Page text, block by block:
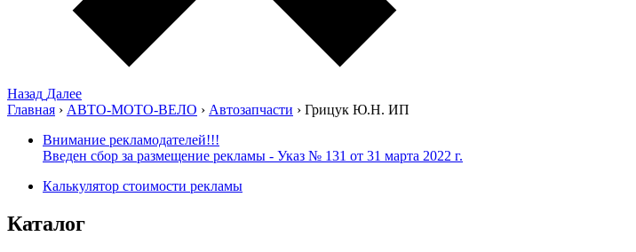
Назад Далее
Главная › АВТО-МОТО-ВЕЛО › Автозапчасти › Грицук Ю.Н. ИП
Внимание рекламодателей!!!
Введен сбор за размещение рекламы - Указ № 131 от 31 марта 2022 г.
Калькулятор стоимости рекламы
Каталог